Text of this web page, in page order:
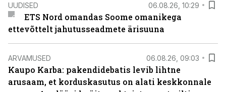
UUDISED 06.08.26, 10:29
ETS Nord omandas Soome omanikega
ettevõttelt jahutusseadmete ärisuuna
ARVAMUSED 06.08.26, 09:03
Kaupo Karba: pakendidebatis levib lihtne
arusaam, et korduskasutus on alati keskkonnale